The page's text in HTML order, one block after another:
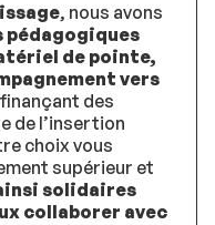
, nous avons
pédagogiques
de pointe,
vers
des
de l’insertion
choix vous
supérieur et
solidaires
collaborer avec